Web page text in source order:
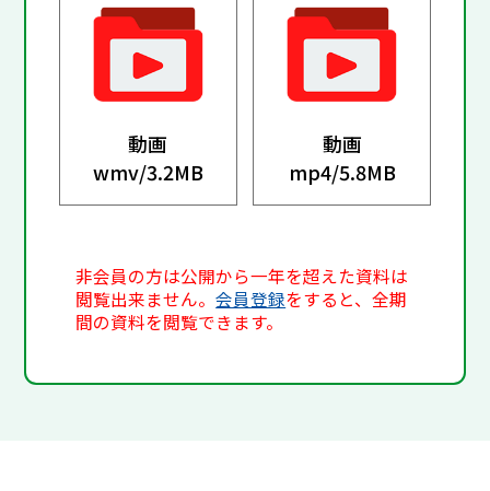
動画
wmv/3.2MB
動画
mp4/5.8MB
非会員の方は公開から一年を超えた資料は
閲覧出来ません。会員登録をすると、全期
間の資料を閲覧できます。